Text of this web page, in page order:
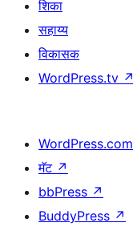
शिका
सहाय्य
विकासक
WordPress.tv ↗
WordPress.com
मॅट ↗
bbPress ↗
BuddyPress ↗